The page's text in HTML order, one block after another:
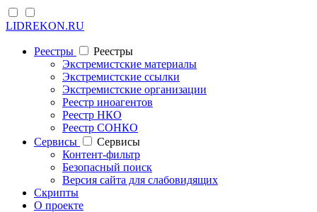
LIDREKON.RU
Реестры
Реестры
Экстремистские материалы
Экстремистские ссылки
Экстремистские организации
Реестр иноагентов
Реестр НКО
Реестр СОНКО
Cервисы
Cервисы
Контент-фильтр
Безопасный поиск
Версия сайта для слабовидящих
Скрипты
О проекте